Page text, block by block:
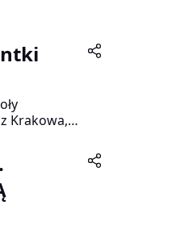
Krakowa,
nagrodę
z
konkurs.